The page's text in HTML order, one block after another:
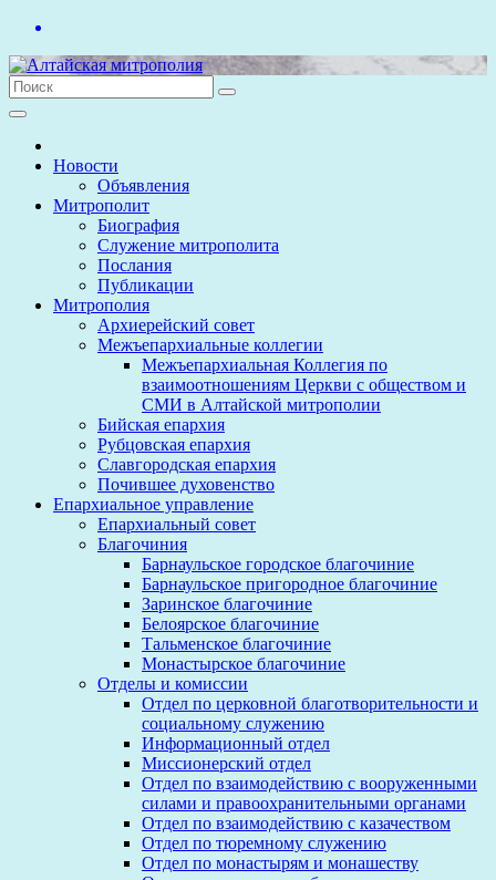
Перейти
содержимому
Новости
Объявления
Митрополит
Биография
Служение митрополита
Послания
Публикации
Митрополия
Архиерейский совет
Межъепархиальные коллегии
Межъепархиальная Коллегия по
взаимоотношениям Церкви с обществом и
СМИ в Алтайской митрополии
Бийская епархия
Рубцовская епархия
Славгородская епархия
Почившее духовенство
Епархиальное управление
Епархиальный совет
Благочиния
Барнаульское городское благочиние
Барнаульское пригородное благочиние
Заринское благочиние
Белоярское благочиние
Тальменское благочиние
Монастырское благочиние
Отделы и комиссии
Отдел по церковной благотворительности и
социальному служению
Информационный отдел
Миссионерский отдел
Отдел по взаимодействию с вооруженными
силами и правоохранительными органами
Отдел по взаимодействию с казачеством
Отдел по тюремному служению
Отдел по монастырям и монашеству